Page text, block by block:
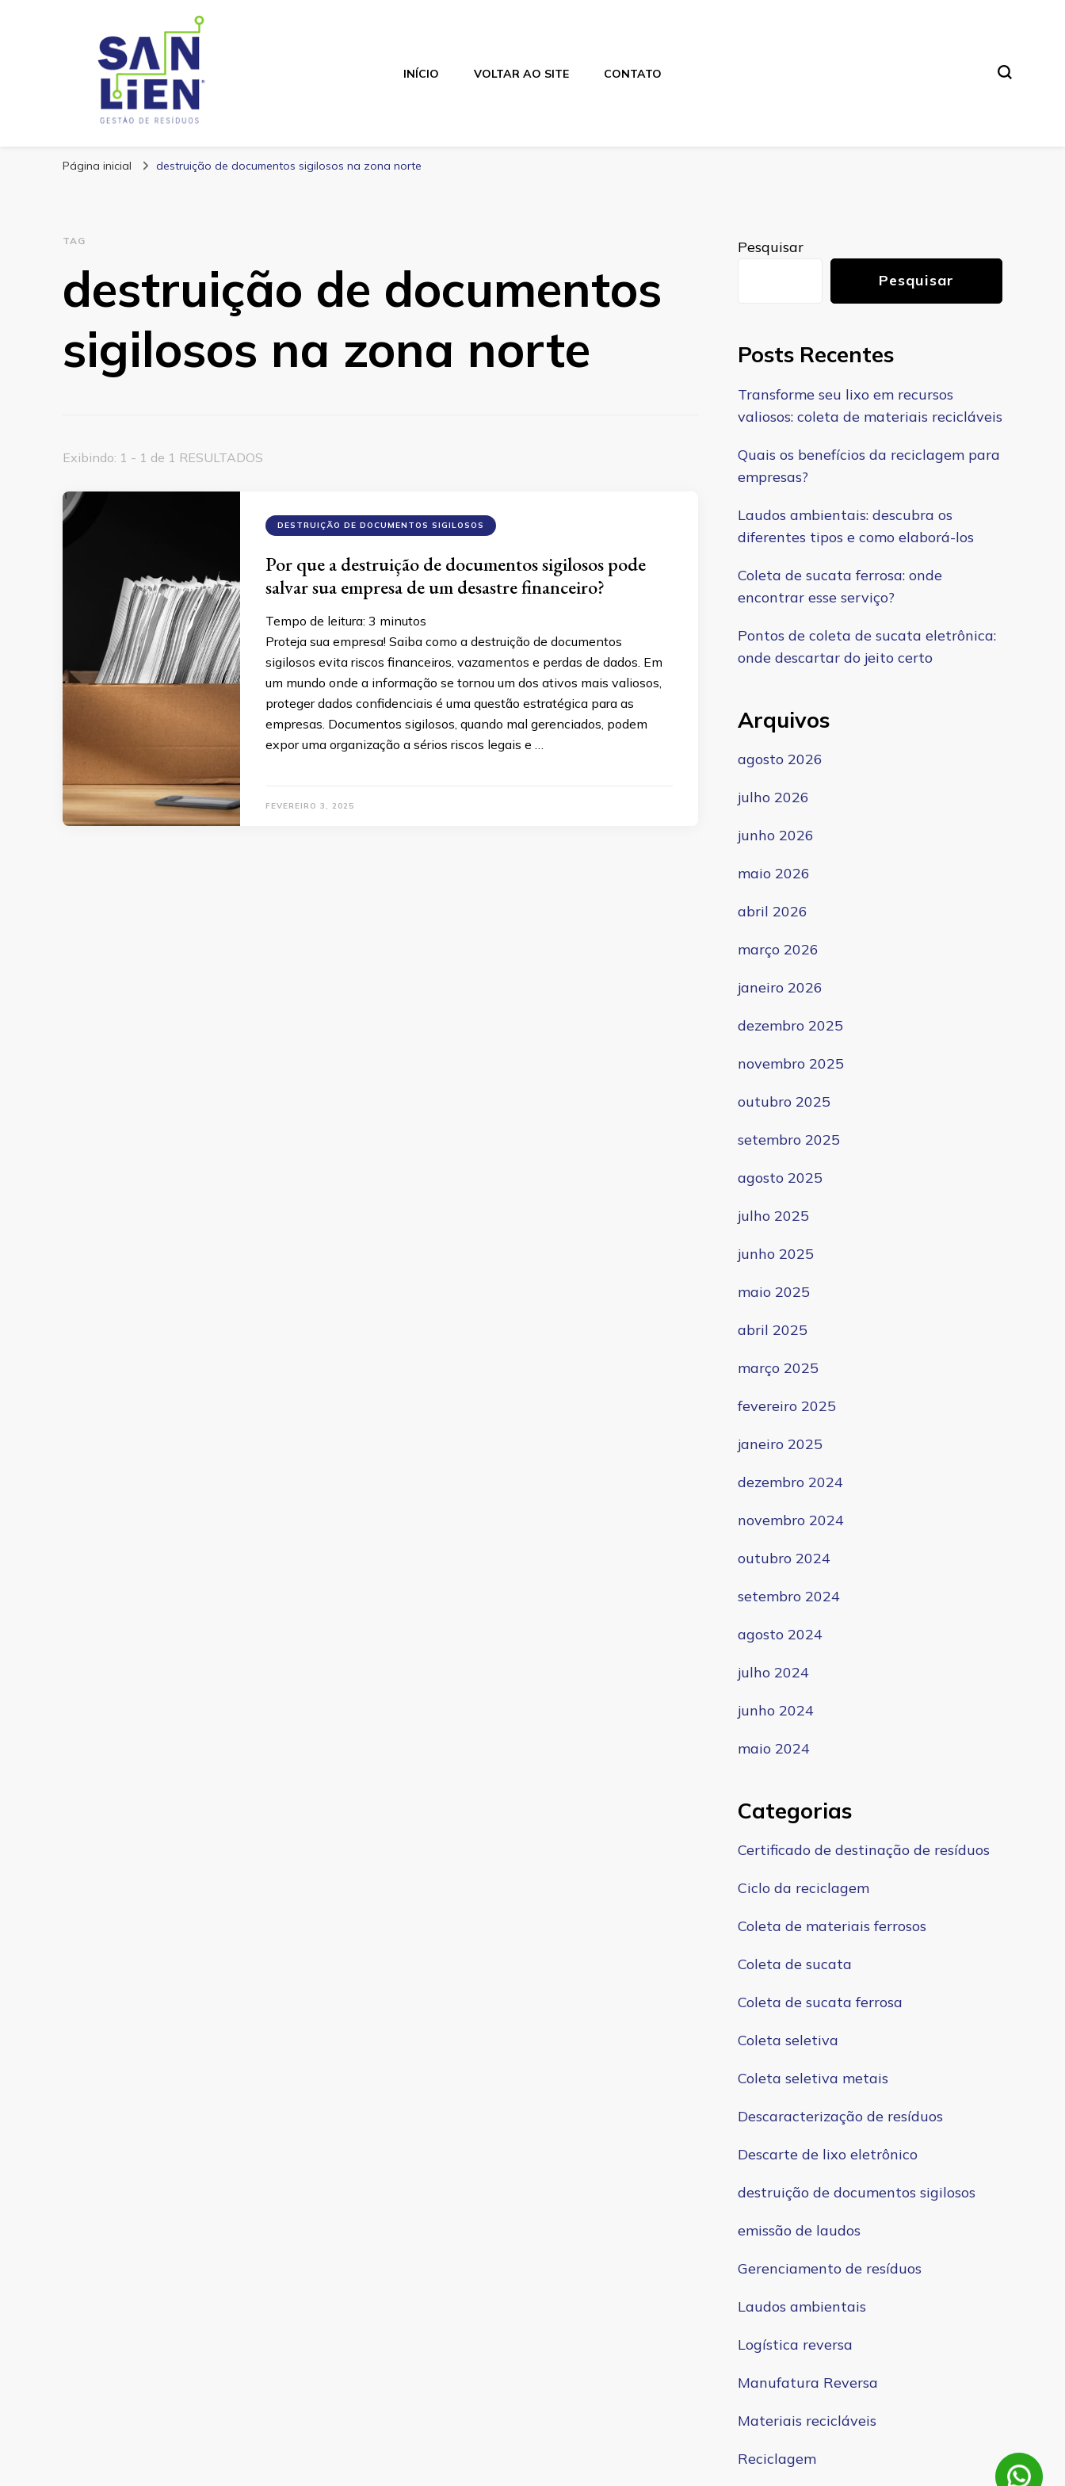
San Lien
INÍCIO VOLTAR AO SITE CONTATO
Página inicial destruição de documentos sigilosos na zona norte
TAG
destruição de documentos
sigilosos na zona norte
Exibindo: 1 - 1 de 1 RESULTADOS
DESTRUIÇÃO DE DOCUMENTOS SIGILOSOS
Por que a destruição de documentos sigilosos pode
salvar sua empresa de um desastre financeiro?
Tempo de leitura: 3 minutos
Proteja sua empresa! Saiba como a destruição de documentos
sigilosos evita riscos financeiros, vazamentos e perdas de dados. Em
um mundo onde a informação se tornou um dos ativos mais valiosos,
proteger dados confidenciais é uma questão estratégica para as
empresas. Documentos sigilosos, quando mal gerenciados, podem
expor uma organização a sérios riscos legais e …
FEVEREIRO 3, 2025
Pesquisar
Pesquisar
Posts Recentes
Transforme seu lixo em recursos
valiosos: coleta de materiais recicláveis
Quais os benefícios da reciclagem para
empresas?
Laudos ambientais: descubra os
diferentes tipos e como elaborá-los
Coleta de sucata ferrosa: onde
encontrar esse serviço?
Pontos de coleta de sucata eletrônica:
onde descartar do jeito certo
Arquivos
agosto 2026
julho 2026
junho 2026
maio 2026
abril 2026
março 2026
janeiro 2026
dezembro 2025
novembro 2025
outubro 2025
setembro 2025
agosto 2025
julho 2025
junho 2025
maio 2025
abril 2025
março 2025
fevereiro 2025
janeiro 2025
dezembro 2024
novembro 2024
outubro 2024
setembro 2024
agosto 2024
julho 2024
junho 2024
maio 2024
Categorias
Certificado de destinação de resíduos
Ciclo da reciclagem
Coleta de materiais ferrosos
Coleta de sucata
Coleta de sucata ferrosa
Coleta seletiva
Coleta seletiva metais
Descaracterização de resíduos
Descarte de lixo eletrônico
destruição de documentos sigilosos
emissão de laudos
Gerenciamento de resíduos
Laudos ambientais
Logística reversa
Manufatura Reversa
Materiais recicláveis
Reciclagem